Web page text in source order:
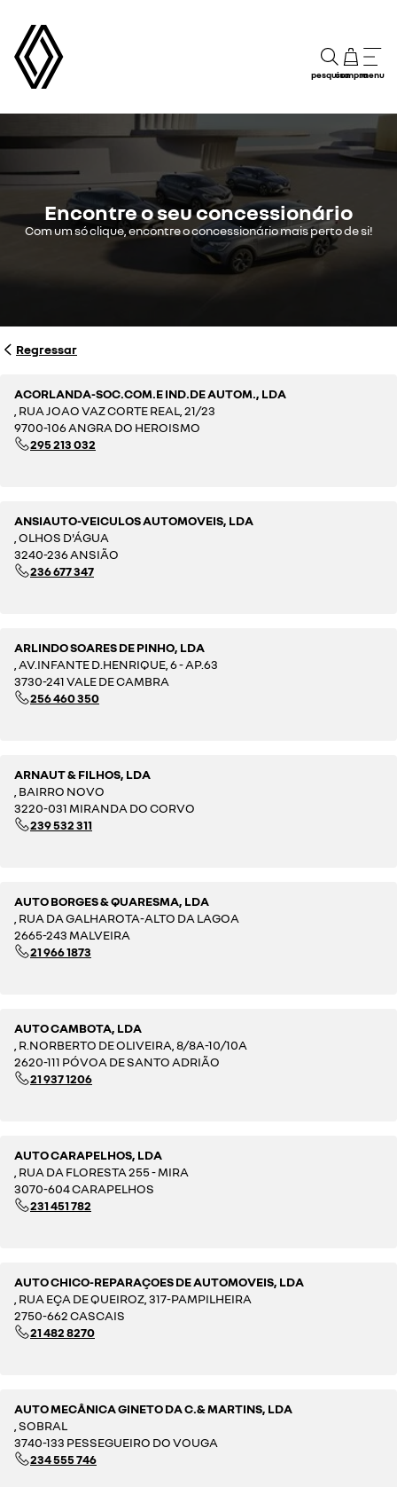
pesquisacompramenu
Encontre o seu concessionário
Com um só clique, encontre o concessionário mais perto de si!
Regressar
ACORLANDA-SOC.COM.E IND.DE AUTOM., LDA
, RUA JOAO VAZ CORTE REAL, 21/23
9700-106 ANGRA DO HEROISMO
295 213 032
ANSIAUTO-VEICULOS AUTOMOVEIS, LDA
, OLHOS D'ÁGUA
3240-236 ANSIÃO
236 677 347
ARLINDO SOARES DE PINHO, LDA
, AV.INFANTE D.HENRIQUE, 6 - AP.63
3730-241 VALE DE CAMBRA
256 460 350
ARNAUT & FILHOS, LDA
, BAIRRO NOVO
3220-031 MIRANDA DO CORVO
239 532 311
AUTO BORGES & QUARESMA, LDA
, RUA DA GALHAROTA-ALTO DA LAGOA
2665-243 MALVEIRA
21 966 1873
AUTO CAMBOTA, LDA
, R.NORBERTO DE OLIVEIRA, 8/8A-10/10A
2620-111 PÓVOA DE SANTO ADRIÃO
21 937 1206
AUTO CARAPELHOS, LDA
, RUA DA FLORESTA 255 - MIRA
3070-604 CARAPELHOS
231 451 782
AUTO CHICO-REPARAÇOES DE AUTOMOVEIS, LDA
, RUA EÇA DE QUEIROZ, 317-PAMPILHEIRA
2750-662 CASCAIS
21 482 8270
AUTO MECÂNICA GINETO DA C.& MARTINS, LDA
, SOBRAL
3740-133 PESSEGUEIRO DO VOUGA
234 555 746